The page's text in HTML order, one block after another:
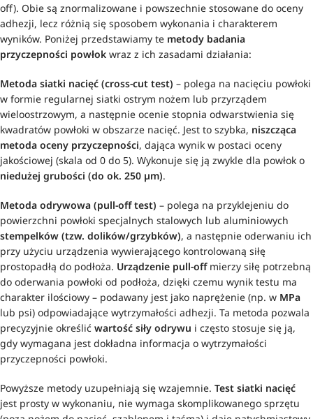
off). Obie są znormalizowane i powszechnie stosowane do oceny
adhezji, lecz różnią się sposobem wykonania i charakterem
wyników. Poniżej przedstawiamy te metody badania
przyczepności powłok wraz z ich zasadami działania:
Metoda siatki nacięć (cross-cut test) – polega na nacięciu powłoki
w formie regularnej siatki ostrym nożem lub przyrządem
wieloostrzowym, a następnie ocenie stopnia odwarstwienia się
kwadratów powłoki w obszarze nacięć. Jest to szybka, niszcząca
metoda oceny przyczepności, dająca wynik w postaci oceny
jakościowej (skala od 0 do 5). Wykonuje się ją zwykle dla powłok o
niedużej grubości (do ok. 250 µm).
Metoda odrywowa (pull-off test) – polega na przyklejeniu do
powierzchni powłoki specjalnych stalowych lub aluminiowych
stempelków (tzw. dolików/grzybków), a następnie oderwaniu ich
przy użyciu urządzenia wywierającego kontrolowaną siłę
prostopadłą do podłoża. Urządzenie pull-offmierzy siłę potrzebną
do oderwania powłoki od podłoża, dzięki czemu wynik testu ma
charakter ilościowy – podawany jest jako naprężenie (np. w MPa
lub psi) odpowiadające wytrzymałości adhezji. Ta metoda pozwala
precyzyjnie określić wartość siły odrywu i często stosuje się ją,
gdy wymagana jest dokładna informacja o wytrzymałości
przyczepności powłoki.
Powyższe metody uzupełniają się wzajemnie. Test siatki nacięć
jest prosty w wykonaniu, nie wymaga skomplikowanego sprzętu